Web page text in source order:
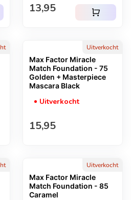
Normale prijs
13,95 shopping_cart
Uitverkocht
Max Factor Miracle
Match Foundation - 75
Golden + Masterpiece
Mascara Black
Uitverkocht
Normale prijs
15,95
Uitverkocht
Max Factor Miracle
Match Foundation - 85
Caramel